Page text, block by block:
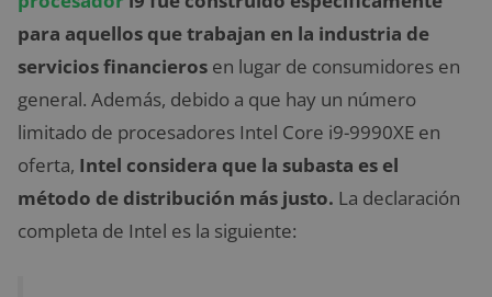
para aquellos que trabajan en la industria de
servicios financieros en lugar de consumidores en
general. Además, debido a que hay un número
limitado de procesadores Intel Core i9-9990XE en
oferta, Intel considera que la subasta es el
método de distribución más justo. La declaración
completa de Intel es la siguiente: